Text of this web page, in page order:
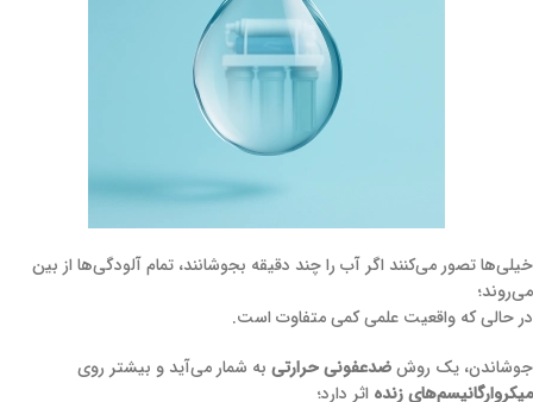
خیلی‌ها تصور می‌کنند اگر آب را چند دقیقه بجوشانند، تمام آلودگی‌ها از بین
می‌روند؛
در حالی که واقعیت علمی کمی متفاوت است.
جوشاندن، یک روشضدعفونی حرارتی به شمار می‌آید و بیشتر روی
میکروارگانیسم‌های زنده اثر دارد؛